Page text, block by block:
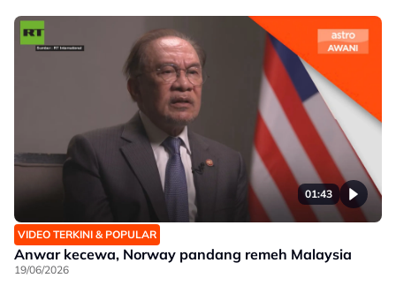
01:43
VIDEO TERKINI & POPULAR
Anwar kecewa, Norway pandang remeh Malaysia
19/06/2026